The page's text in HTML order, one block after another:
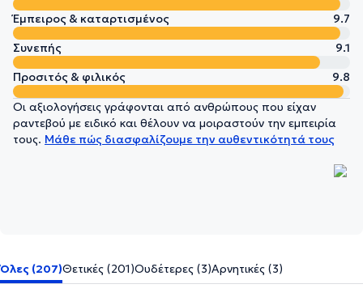
Έμπειρος & καταρτισμένος
9.7
Συνεπής
9.1
Προσιτός & φιλικός
9.8
Οι αξιολογήσεις γράφονται από ανθρώπους που είχαν
ραντεβού με ειδικό και θέλουν να μοιραστούν την εμπειρία
τους. Μάθε πώς διασφαλίζουμε την αυθεντικότητά τους
Όλες (207)Θετικές (201)Ουδέτερες (3)Αρνητικές (3)